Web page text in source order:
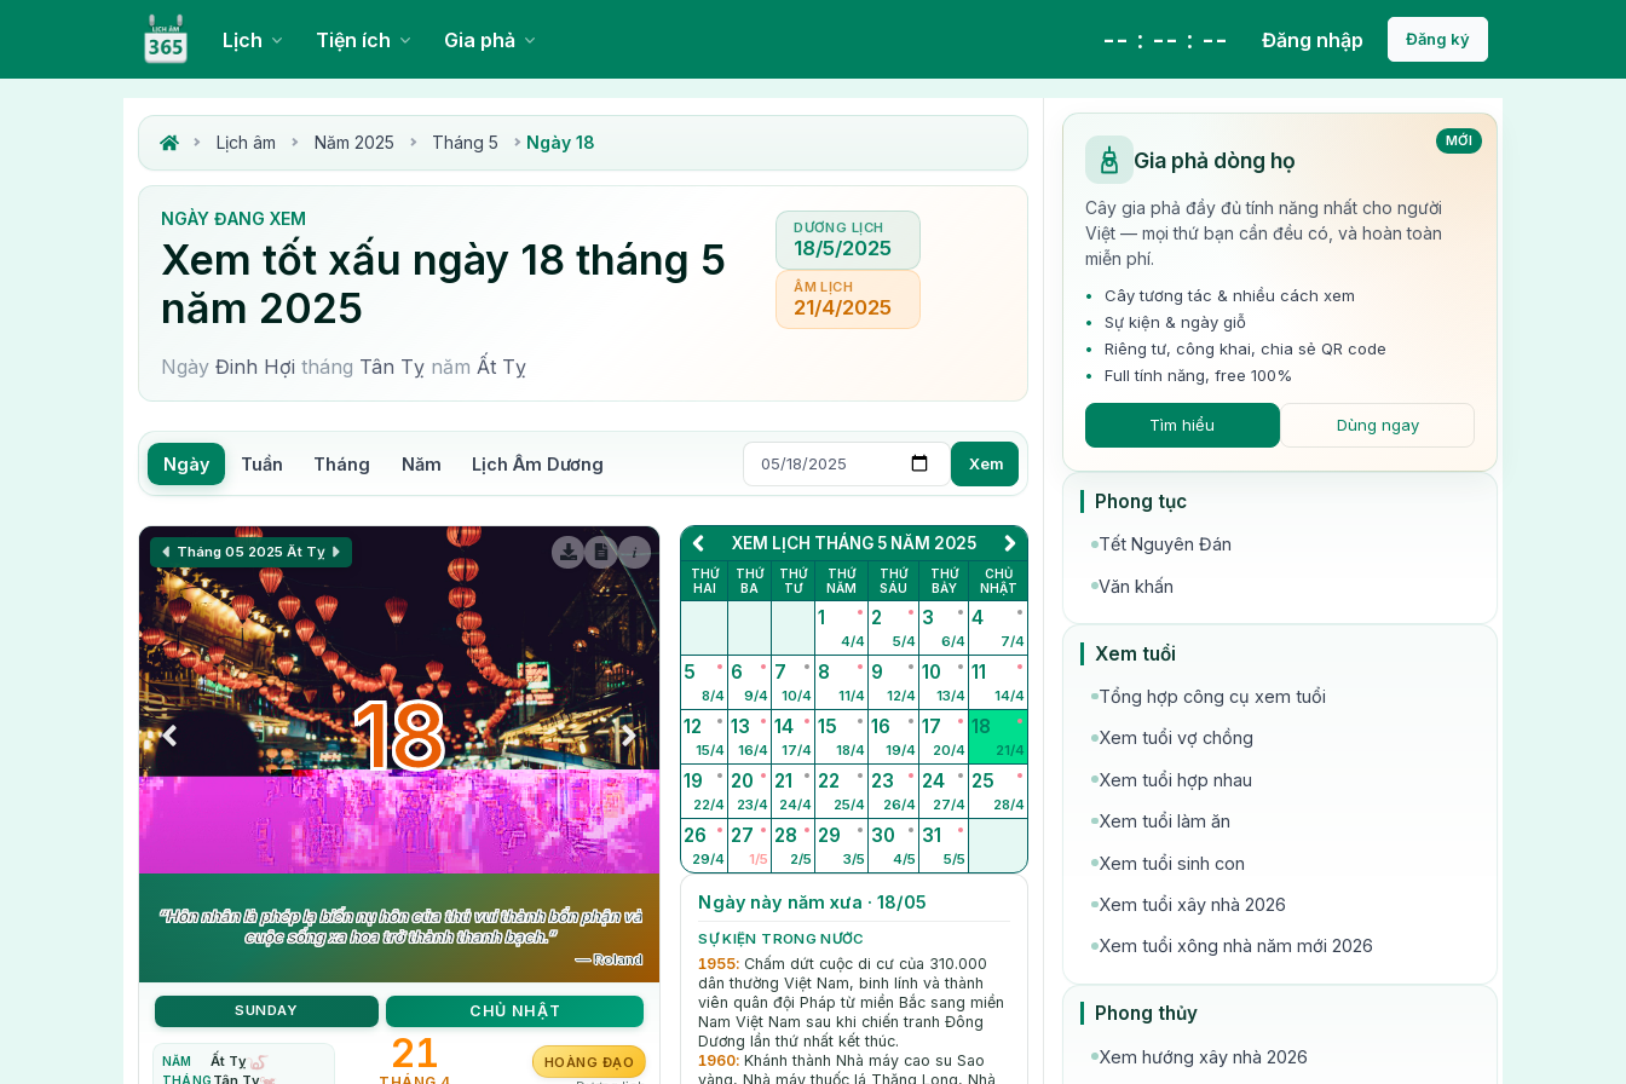
Lịch Tiện ích Gia phả -- : -- : -- Đăng nhập Đăng ký
Lịch âm Năm 2025 Tháng 5 Ngày 18
NGÀY ĐANG XEM
Xem tốt xấu ngày 18 tháng 5
năm 2025
DƯƠNG LỊCH
18/5/2025
ÂM LỊCH
21/4/2025
Ngày Đinh Hợi tháng Tân Tỵnăm Ất Tỵ
Ngày Tuần Tháng Năm Lịch Âm Dương Xem
i
Tháng 05 2025Ất Tỵ
18
“Hôn nhân là phép lạ biến nụ hôn của thú vui thành bổn phận và
cuộc sống xa hoa trở thành thanh bạch.”
— Roland
SUNDAY CHỦ NHẬT
NĂM Ất Tỵ
THÁNG
21
HOÀNG ĐẠO
XEM LỊCH THÁNG 5 NĂM 2025
THỨ
HAI
THỨ
BA
THỨ
TƯ
THỨ
NĂM
THỨ
SÁU
THỨ
BẢY
CHỦ
NHẬT
1
4/4
2
5/4
3
6/4
4
7/4
5
8/4
6
9/4
7
10/4
8
11/4
9
12/4
10
13/4
11
14/4
12
15/4
13
16/4
14
17/4
15
18/4
16
19/4
17
20/4
18
21/4
19
22/4
20
23/4
21
24/4
22
25/4
23
26/4
24
27/4
25
28/4
26
29/4
27
1/5
28
2/5
29
3/5
30
4/5
31
5/5
Ngày này năm xưa · 18/05
SỰ KIỆN TRONG NƯỚC
1955:Chấm dứt cuộc di cư của 310.000
dân thường Việt Nam, binh lính và thành
viên quân đội Pháp từ miền Bắc sang miền
Nam Việt Nam sau khi chiến tranh Đông
Dương lần thứ nhất kết thúc.
1960:Khánh thành Nhà máy cao su Sao
vàng, Nhà máy thuốc lá Thǎng Long, Nhà
MỚI
Gia phả dòng họ
Cây gia phả đầy đủ tính năng nhất cho người
Việt — mọi thứ bạn cần đều có, và hoàn toàn
miễn phí.
Cây tương tác & nhiều cách xem
Sự kiện & ngày giỗ
Riêng tư, công khai, chia sẻ QR code
Full tính năng, free 100%
Tìm hiểu Dùng ngay
Phong tục
Tết Nguyên Đán
Văn khấn
Xem tuổi
Tổng hợp công cụ xem tuổi
Xem tuổi vợ chồng
Xem tuổi hợp nhau
Xem tuổi làm ăn
Xem tuổi sinh con
Xem tuổi xây nhà 2026
Xem tuổi xông nhà năm mới 2026
Phong thủy
Xem hướng xây nhà 2026